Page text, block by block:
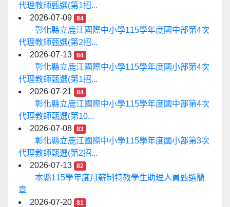
代理教師甄選(第1招...
2026-07-09
84
彰化縣立鹿江國際中小學115學年度國中部第4次
代理教師甄選(第2招...
2026-07-13
84
彰化縣立鹿江國際中小學115學年度國小部第4次
代理教師甄選(第1招...
2026-07-21
84
彰化縣立鹿江國際中小學115學年度國中部第4次
代理教師甄選(第10...
2026-07-08
83
彰化縣立鹿江國際中小學115學年度國小部第3次
代理教師甄選(第2招...
2026-07-13
82
本縣115學年度月薪制特教學生助理人員甄選簡
章
2026-07-20
81